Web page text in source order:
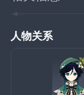
人物关系